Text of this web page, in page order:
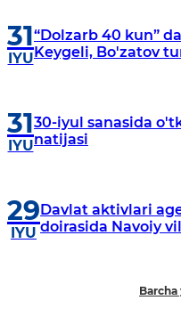
31
IYU
“Dolzarb 40 kun”
Keygeli, Bo'zatov
31
IYU
30-iyul sanasida
natijasi
29
IYU
Davlat aktivlari
doirasida Navoiy